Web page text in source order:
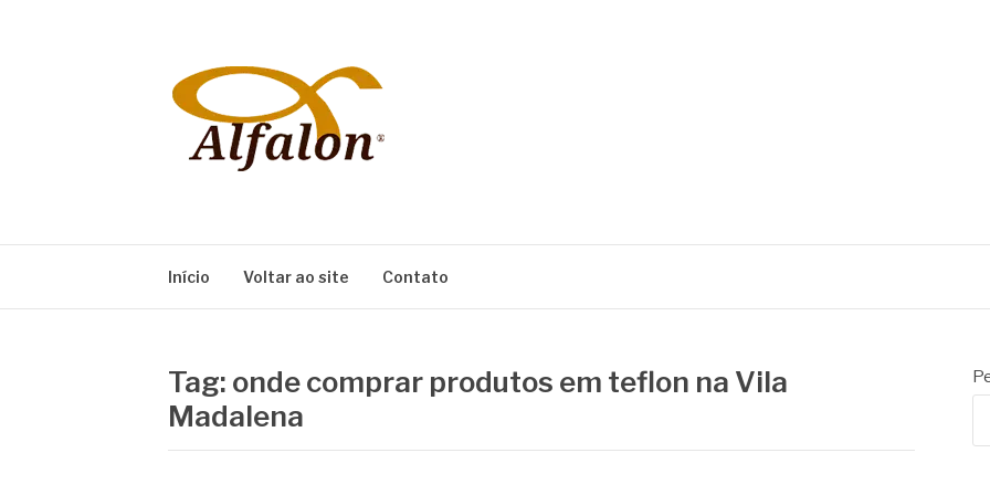
Início Voltar ao site Contato
Tag: onde comprar produtos em teflon na Vila
Madalena